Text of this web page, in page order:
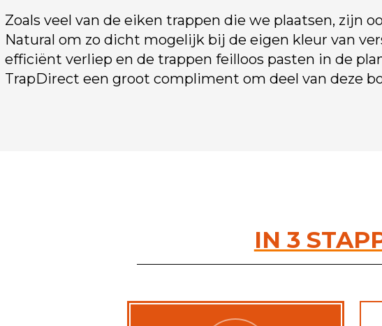
Zoals veel van de eiken trappen die we plaatsen, zijn
Natural om zo dicht mogelijk bij de eigen kleur van
efficiënt verliep en de trappen feilloos pasten in de
TrapDirect een groot compliment om deel van deze
IN 3